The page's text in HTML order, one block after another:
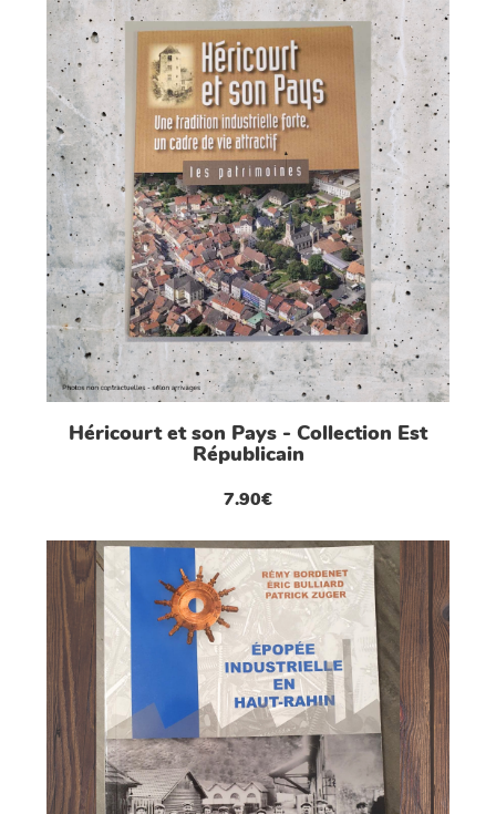
Héricourt et son Pays - Collection Est
Républicain
7.90€